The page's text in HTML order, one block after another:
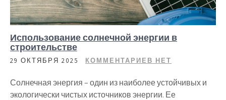
Использование солнечной энергии в
строительстве
29 ОКТЯБРЯ 2025 КОММЕНТАРИЕВ НЕТ
Солнечная энергия – один из наиболее устойчивых и
экологически чистых источников энергии. Ее